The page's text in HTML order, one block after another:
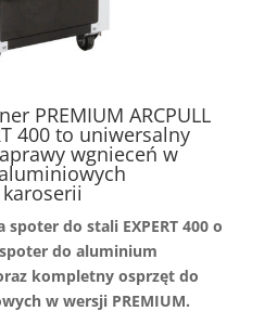
PREMIUM ARCPULL
400 to uniwersalny
wgnieceń w
spoter do stali EXPERT 400 o
do aluminium
kompletny osprzęt do
w wersji PREMIUM.